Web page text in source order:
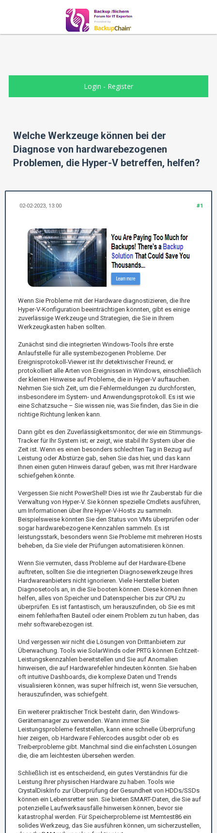
Login - Register
Welche Werkzeuge können bei der
Diagnose von hardwarebezogenen
Problemen, die Hyper-V betreffen, helfen?
#1
02-02-2023, 13:00
Wenn Sie Probleme mit der Hardware diagnostizieren, die Ihre
Hyper-V-Konfiguration beeinträchtigen könnten, gibt es einige
zuverlässige Werkzeuge und Strategien, die Sie in Ihrem
Werkzeugkasten haben sollten.
Zunächst sind die integrierten Windows-Tools Ihre erste
Anlaufstelle für alle systembezogenen Probleme. Der
Ereignisprotokoll-Viewer ist Ihr detektivischer Freund; er
protokolliert alle Arten von Ereignissen in Windows, einschließlich
der kleinen Hinweise auf Probleme, die in Hyper-V auftauchen.
Nehmen Sie sich Zeit, um die Fehlermeldungen zu durchforsten,
insbesondere im System- und Anwendungsprotokoll. Es ist wie
eine Schatzsuche – Sie wissen nie, was Sie finden, das Sie in die
richtige Richtung lenken kann.
Dann gibt es den Zuverlässigkeitsmonitor, der wie ein Stimmungs-
Tracker für Ihr System ist; er zeigt, wie stabil Ihr System über die
Zeit ist. Wenn es einen besonders schlechten Tag in Bezug auf
Leistung oder Abstürze gab, sehen Sie das hier, und das kann
Ihnen einen guten Hinweis darauf geben, was mit Ihrer Hardware
schiefgehen könnte.
Vergessen Sie nicht PowerShell! Dies ist wie Ihr Zauberstab für die
Verwaltung von Hyper-V. Sie können spezielle Cmdlets ausführen,
um Informationen über Ihre Hyper-V-Hosts zu sammeln.
Beispielsweise könnten Sie den Status von VMs überprüfen oder
sogar hardwarebezogene Kennzahlen sammeln. Es ist
leistungsstark, besonders wenn Sie Probleme mit mehreren Hosts
beheben, da Sie viele der Prüfungen automatisieren können.
Wenn Sie vermuten, dass Probleme auf der Hardware-Ebene
auftreten, sollten Sie die integrierten Diagnosewerkzeuge Ihres
Hardwareanbieters nicht ignorieren. Viele Hersteller bieten
Diagnosetools an, in die Sie booten können. Diese können Ihnen
helfen, alles von Speicher und Datenspeicher bis zur CPU zu
überprüfen. Es ist fantastisch, um herauszufinden, ob Sie es mit
einem fehlerhaften Bauteil oder einem Problem zu tun haben, das
mehr softwarebezogen ist.
Und vergessen wir nicht die Lösungen von Drittanbietern zur
Überwachung. Tools wie SolarWinds oder PRTG können Echtzeit-
Leistungskennzahlen bereitstellen und Sie auf Anomalien
hinweisen, die auf Hardwarefehler hindeuten könnten. Sie haben
oft intuitive Dashboards, die komplexe Daten und Trends
visualisieren können, was super hilfreich ist, wenn Sie versuchen,
herauszufinden, was schiefgeht.
Ein weiterer praktischer Trick besteht darin, den Windows-
Gerätemanager zu verwenden. Wann immer Sie
Leistungsprobleme feststellen, kann eine schnelle Überprüfung
hier zeigen, ob Hardware Fehlercodes ausgibt oder ob es
Treiberprobleme gibt. Manchmal sind die einfachsten Lösungen
die, die am leichtesten übersehen werden.
Schließlich ist es entscheidend, ein gutes Verständnis für die
Leistung Ihrer physischen Hardware zu haben. Tools wie
CrystalDiskInfo zur Überprüfung der Gesundheit von HDDs/SSDs
können ein Lebensretter sein. Sie bieten SMART-Daten, die Sie auf
potenzielle Laufwerksausfälle hinweisen können, bevor sie
katastrophal werden. Für Speicherprobleme ist Memtest86 ein
solides Werkzeug, das Sie ausführen können, um sicherzustellen,